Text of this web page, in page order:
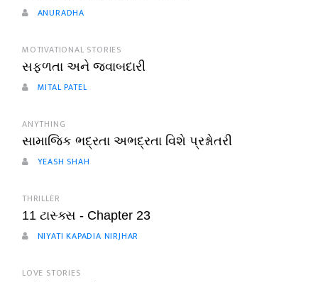
ANURADHA
MOTIVATIONAL STORIES
સફળતા અને જવાબદારી
MITAL PATEL
ANYTHING
સામાજિક ભદ્રતા અભદ્રતા વિશે પ્રશ્નોતરી
YEASH SHAH
THRILLER
11 ટાસ્ક્સ - Chapter 23
NIYATI KAPADIA NIRJHAR
LOVE STORIES